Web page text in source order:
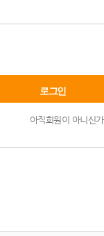
아직회원이 아니신